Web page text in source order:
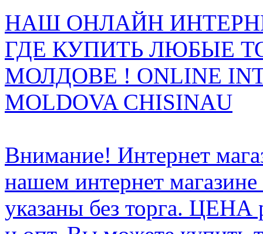
НАШ ОНЛАЙН
ГДЕ КУПИТЬ ЛЮБЫЕ
МОЛДОВЕ ! ONLINE
MOLDOVA CHISINAU
Внимание! Интернет
нашем интернет
указаны без торга.